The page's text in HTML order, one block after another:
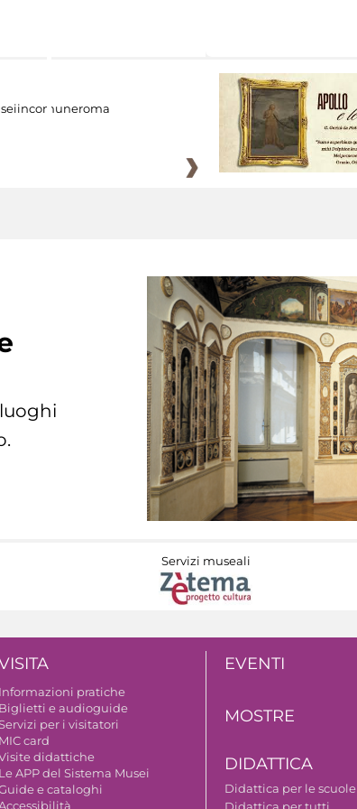
Servizi museali
Informazioni pratiche
Biglietti e audioguide
per i visitatori
MIC card
didattiche
Le APP del Sistema Musei
e cataloghi
EVENTI
MOSTRE
DIDATTICA
Didattica per le scuole